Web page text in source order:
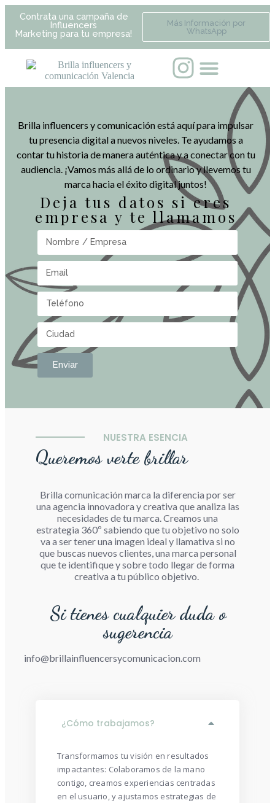
Contrata una campaña de
Influencers
Marketing para tu empresa!
Más Información por
WhatsApp
Brilla influencers y comunicación está aquí para impulsar
tu presencia digital a nuevos niveles. Te ayudamos a
contar tu historia de manera auténtica y a conectar con tu
audiencia. ¡Vamos más allá de lo ordinario y llevemos tu
marca hacia el éxito digital juntos!
Deja tus datos si eres
empresa y te llamamos
Enviar
NUESTRA ESENCIA
Queremos verte brillar
Brilla comunicación marca la diferencia por ser
una agencia innovadora y creativa que analiza las
necesidades de tu marca. Creamos una
estrategia 360º sabiendo que tu objetivo no solo
va a ser tener una imagen ideal y llamativa si no
que buscas nuevos clientes, una marca personal
que te identifique y sobre todo llegar de forma
creativa a tu público objetivo.
Si tienes cualquier duda o
sugerencia
info@brillainfluencersycomunicacion.com
¿Cómo trabajamos?
Transformamos tu visión en resultados
impactantes: Colaboramos de la mano
contigo, creamos experiencias centradas
en el usuario, y ajustamos estrategias de